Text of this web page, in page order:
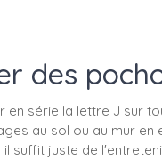
des
en série la lettre J sur
au sol ou au mur
suffit juste de